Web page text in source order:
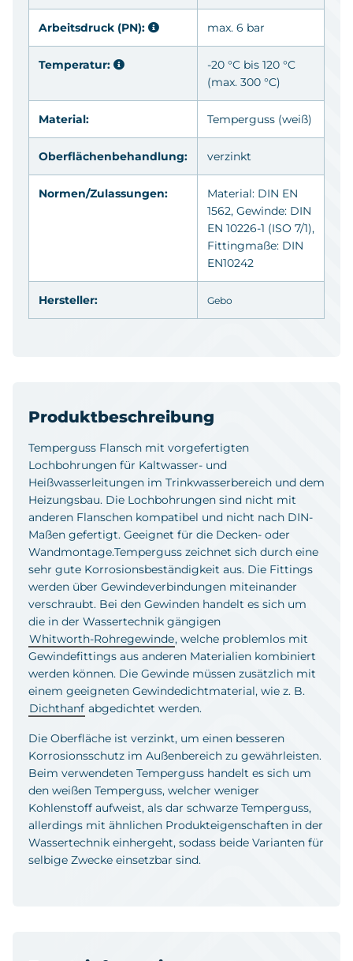
Produktbeschreibung
Temperguss Flansch mit vorgefertigten
Lochbohrungen für Kaltwasser- und
Heißwasserleitungen im Trinkwasserbereich und dem
Heizungsbau. Die Lochbohrungen sind nicht mit
anderen Flanschen kompatibel und nicht nach DIN-
Maßen gefertigt. Geeignet für die Decken- oder
Wandmontage.Temperguss zeichnet sich durch eine
sehr gute Korrosionsbeständigkeit aus. Die Fittings
werden über Gewindeverbindungen miteinander
verschraubt. Bei den Gewinden handelt es sich um
die in der Wassertechnik gängigen
Whitworth-Rohregewinde, welche problemlos mit
Gewindefittings aus anderen Materialien kombiniert
werden können. Die Gewinde müssen zusätzlich mit
einem geeigneten Gewindedichtmaterial, wie z. B.
Dichthanf abgedichtet werden.
Die Oberfläche ist verzinkt, um einen besseren
Korrosionsschutz im Außenbereich zu gewährleisten.
Beim verwendeten Temperguss handelt es sich um
den weißen Temperguss, welcher weniger
Kohlenstoff aufweist, als dar schwarze Temperguss,
allerdings mit ähnlichen Produkteigenschaften in der
Wassertechnik einhergeht, sodass beide Varianten für
selbige Zwecke einsetzbar sind.
Arbeitsdruck (PN): max. 6 bar
Temperatur:
-20 °C bis 120 °C
(max. 300 °C)
Material: Temperguss (weiß)
Oberflächenbehandlung: verzinkt
Normen/Zulassungen:
Material: DIN EN
1562, Gewinde: DIN
EN 10226-1 (ISO 7/1),
Fittingmaße: DIN
EN10242
Hersteller: Gebo